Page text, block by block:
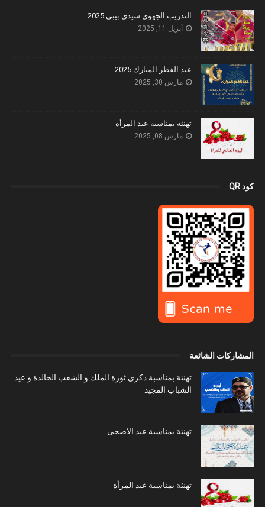
التدريب الجهوي سيدي بيبي 2025
أبريل 11, 2025
عيد الفطر المبارك 2025
مارس 30, 2025
تهنئة بمناسبة عيد المرأة
مارس 08, 2025
كود QR
المشاركات الشائعة
تهنئة بمناسبة ذكرى ثورة الملك و الشعب الخالدة و عيد
الشباب المجيد
تهنئة بمناسبة عيد الاضحى
تهنئة بمناسبة عيد المرأة